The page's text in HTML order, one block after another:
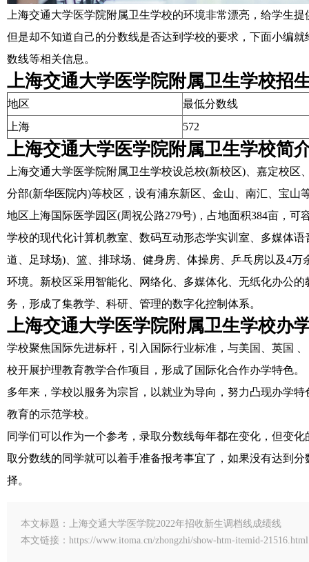
上海交通大学医学院附属卫生学校的环境非常漂亮，给学生
但是却不知道自己的分数线是否达到学校的要求，下面小编
数线等相关信息。
上海交通大学医学院附属卫生学校招
地区
最低分数线
上海
572
上海交通大学医学院附属卫生学校简
上海交通大学医学院附属卫生学校设总校(新校区)、嘉定校
分部(新华医院内)等校区，设有浦东新区、金山、南汇、宝山
地区上海国际医学园区(周祝公路279号)，占地面积384亩，可
学校的现代化计算机教室、数码互动形态学实训室、多媒体
道、足球场)、篮、排球场、健身房、体操房、乒乓房以及4
环境。新校区采用智能化、网络化、多媒体化、无纸化办公
务，形成了集教学、科研、管理的数字化控制体系。
上海交通大学医学院附属卫生学校办
学校聚焦国际先进标杆，引入国际行业标准，与美国、英国
校开展护理教育教学合作项目，形成了国际化合作办学特色。
多年来，学校以服务为宗旨，以就业为导向，努力凸现办学
教育的示范学校。
同学们可以作为一个参考，录取分数线每年都在变化，但变
取分数线的同学就可以着手准备报考事宜了，如果没有达到
择。
本文标题：上海交通大学医学院2022年招收新生调档线成绩线
本文链接：https://www.itoma.cn/zhongzhi/show-htm-itemid-21516.html